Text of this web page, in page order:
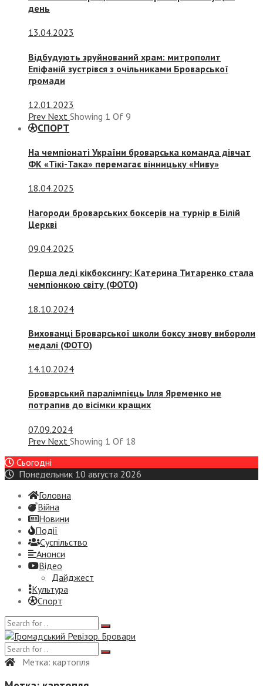
день
13.04.2023
Відбудують зруйнований храм: митрополит
Епіфаній зустрівся з очільниками Броварської
громади
12.01.2023
Prev Next Showing 1 Of 9
СПОРТ
На чемпіонаті України броварська команда дівчат
ФК «Тікі-Така» перемагає вінницьку «Ниву»
18.04.2025
Нагороди броварських боксерів на турнір в Білій
Церкві
09.04.2025
Перша леді кікбоксингу: Катерина Титаренко стала
чемпіонкою світу (ФОТО)
18.10.2024
Вихованці Броварської школи боксу знову вибороли
медалі (ФОТО)
14.10.2024
Броварський паралімпієць Ілля Яременко не
потрапив до вісімки кращих
07.09.2024
Prev Next Showing 1 Of 18
Сьогодні
Понедельник 10 августа 2026
Головна
Війна
Новини
Події
Суспiльство
Анонси
Відео
Дайджест
Культура
Спорт
Метка: картопля